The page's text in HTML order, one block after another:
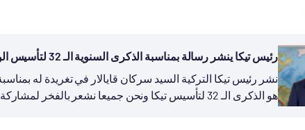
رئيس تيكا ينشر رسالة بمناسبة الذكرى السنوية الـ 32 لتأسيس الوكالة
هو الذكرى الـ 32 لتأسيس تيكا ونحن جميعا نشعر بالفخر لمشاركة تجربة بلادنا في مجال التنمية...